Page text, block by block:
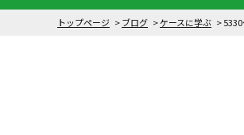
トップページ ブログ ケースに学ぶ